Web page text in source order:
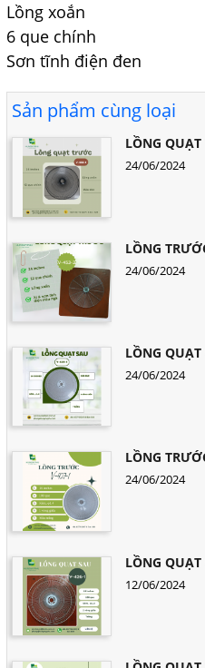
Lồng xoắn
6 que chính
Sơn tĩnh điện đen
Sản phẩm cùng loại
LỒNG
24/06/2024
LỒNG
24/06/2024
LỒNG
24/06/2024
LỒNG
24/06/2024
LỒNG
12/06/2024